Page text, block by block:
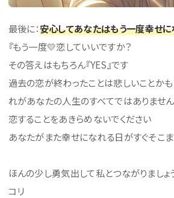
最後に：安心してあなたはもう一度幸せ
『もう一度💛恋していいですか？
その答えはもちろん『YES』です
過去の恋が終わったことは悲しいことか
れがあなたの人生のすべてではありません
恋することをあきらめないでください
あなたがまた幸せになれる日がすぐそこ
ほんの少し勇気出して私とつながりまし
コリ